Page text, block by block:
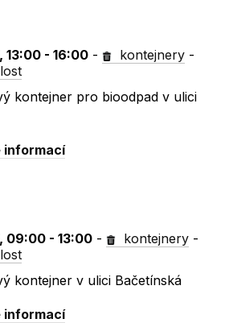
13:00 - 16:00 - kontejnery -
kontejner pro bioodpad v ulici
informací
09:00 - 13:00 - kontejnery -
kontejner v ulici Bačetínská
informací